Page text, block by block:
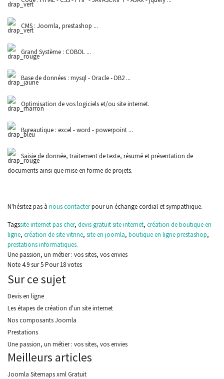
CMS : Joomla, prestashop ...
Grand Système : COBOL ...
Base de données : mysql - Oracle - DB2 ...
Optimisation de vos logiciels et/ou site internet.
Bureautique : excel - word - powerpoint ...
Saisie de donnée, traitement de texte, résumé et présentation de
documents ainsi que mise en forme de projets.
N'hésitez pas à nous contacterpour un échange cordial et sympathique.
Tagssite internet pas cher, devis gratuit site internet, création de boutique en
ligne, création de site vitrine, site en joomla, boutique en ligne prestashop,
prestations informatiques.
Une passion, un métier : vos sites, vos envies
Note4.9sur5Pour18 votes
Sur ce sujet
Devis en ligne
Les étapes de création d'un site internet
Nos composants Joomla
Prestations
Une passion, un métier : vos sites, vos envies
Meilleurs articles
Joomla Sitemaps xml Gratuit